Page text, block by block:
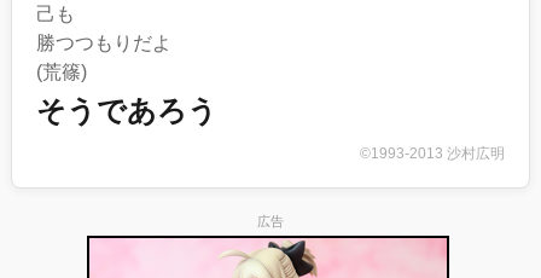
己も
勝つつもりだよ
(荒篠)
そうであろう
©1993-2013 沙村広明
広告